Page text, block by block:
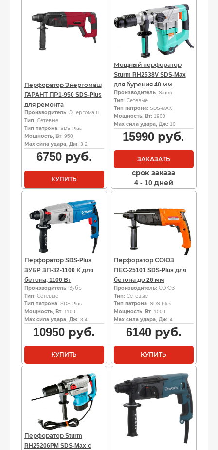
Перфоратор Энергомаш
ГАРАНТ ПР1-950 SDS-Plus
для ремонта
Производитель: Энергомаш
Тип: Сетевые
Тип патрона: SDS-Plus
Мощность, Вт: 950
Мах сила удара, Дж: 3.2
6750руб.
КУПИТЬ
Мощный перфоратор
Sturm RH2538V SDS-Max
для бурения 40 мм
Производитель: Sturm
Тип: Сетевые
Тип патрона: SDS-MAX
Мощность, Вт: 1900
Мах сила удара, Дж: 10
15990 руб.
ЗАКАЗАТЬ
срок заказа
4 - 10 дней
Перфоратор SDS-Plus
ЗУБР ЗП-32-1100 К для
бетона, 1100 Вт
Производитель: Зубр
Тип: Сетевые
Тип патрона: SDS-Plus
Мощность, Вт: 1100
Мах сила удара, Дж: 3.4
10950 руб.
КУПИТЬ
Перфоратор СОЮЗ
ПЕС-25101 SDS-Plus для
бетона до 26 мм
Производитель: СОЮЗ
Тип: Сетевые
Тип патрона: SDS-Plus
Мощность, Вт: 1000
Мах сила удара, Дж: 4
6140руб.
КУПИТЬ
Перфоратор Sturm
RH25206PM SDS-Max с